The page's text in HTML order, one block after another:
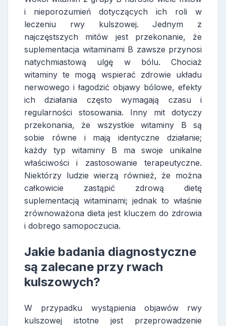
i nieporozumień dotyczących ich roli w
leczeniu rwy kulszowej. Jednym z
najczęstszych mitów jest przekonanie, że
suplementacja witaminami B zawsze przynosi
natychmiastową ulgę w bólu. Chociaż
witaminy te mogą wspierać zdrowie układu
nerwowego i łagodzić objawy bólowe, efekty
ich działania często wymagają czasu i
regularności stosowania. Inny mit dotyczy
przekonania, że wszystkie witaminy B są
sobie równe i mają identyczne działanie;
każdy typ witaminy B ma swoje unikalne
właściwości i zastosowanie terapeutyczne.
Niektórzy ludzie wierzą również, że można
całkowicie zastąpić zdrową dietę
suplementacją witaminami; jednak to właśnie
zrównoważona dieta jest kluczem do zdrowia
i dobrego samopoczucia.
Jakie badania diagnostyczne
są zalecane przy rwach
kulszowych?
W przypadku wystąpienia objawów rwy
kulszowej istotne jest przeprowadzenie